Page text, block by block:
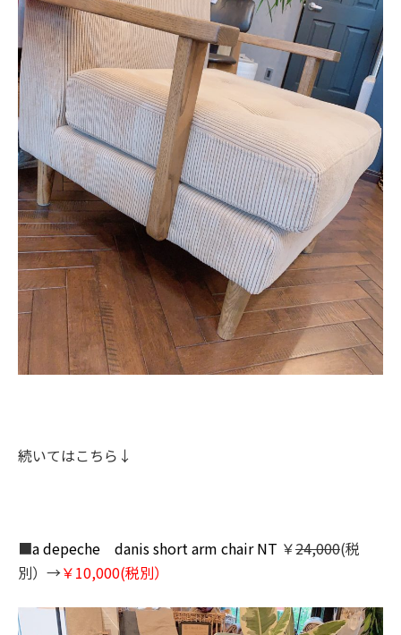
続いてはこちら↓
■a depeche danis short arm chair NT ￥24,000(税
別）→￥10,000(税別）